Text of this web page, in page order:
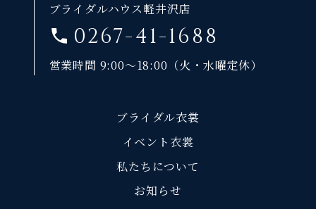
ブライダルハウス軽井沢店
0267-41-1688
営業時間 9:00～18:00（火・水曜定休）
ブライダル衣裳
イベント衣裳
私たちについて
お知らせ